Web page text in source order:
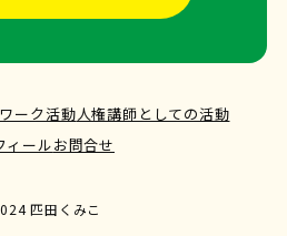
ーク活動人権講師としての活動
ィールお問合せ
匹田くみこ